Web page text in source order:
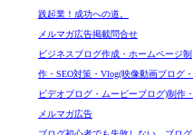
践起業！成功への道。
メルマガ広告掲載問合せ
ビジネスブログ作成・ホームページ制
作・SEO対策・Vlog(映像動画ブログ・
ビデオブログ・ムービーブログ)制作・
メルマガ広告